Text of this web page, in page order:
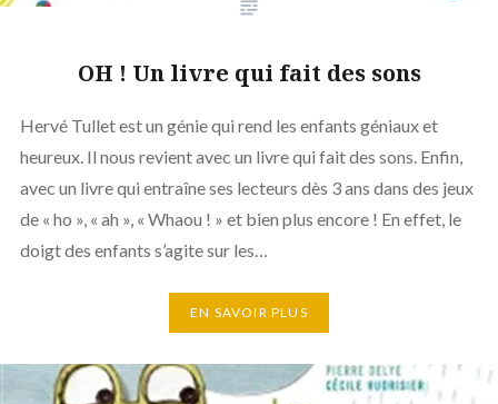
OH ! Un livre qui fait des sons
Hervé Tullet est un génie qui rend les enfants géniaux et
heureux. Il nous revient avec un livre qui fait des sons. Enfin,
avec un livre qui entraîne ses lecteurs dès 3 ans dans des jeux
de « ho », « ah », « Whaou ! » et bien plus encore ! En effet, le
doigt des enfants s’agite sur les…
EN SAVOIR PLUS